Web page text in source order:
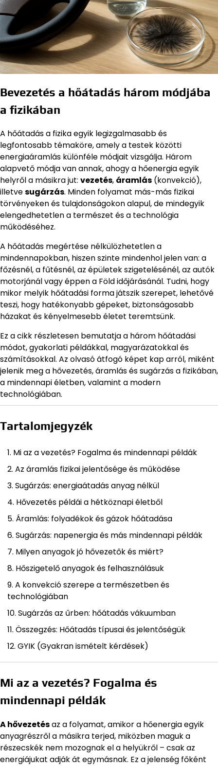
Bevezetés a hőátadás három módjába
a fizikában
A hőátadás a fizika egyik legizgalmasabb és
legfontosabb témaköre, amely a testek közötti
energiaáramlás különféle módjait vizsgálja. Három
alapvető módja van annak, ahogy a hőenergia egyik
helyről a másikra jut: vezetés, áramlás (konvekció),
illetvesugárzás. Minden folyamat más-más fizikai
törvényeken és tulajdonságokon alapul, de mindegyik
elengedhetetlen a természet és a technológia
működéséhez.
A hőátadás megértése nélkülözhetetlen a
mindennapokban, hiszen szinte mindenhol jelen van: a
főzésnél, a fűtésnél, az épületek szigetelésénél, az autók
motorjánál vagy éppen a Föld időjárásánál. Tudni, hogy
mikor melyik hőátadási forma játszik szerepet, lehetővé
teszi, hogy hatékonyabb gépeket, biztonságosabb
házakat és kényelmesebb életet teremtsünk.
Ez a cikk részletesen bemutatja a három hőátadási
módot, gyakorlati példákkal, magyarázatokkal és
számításokkal. Az olvasó átfogó képet kap arról, miként
jelenik meg a hővezetés, áramlás és sugárzás a fizikában,
a mindennapi életben, valamint a modern
technológiában.
Tartalomjegyzék
Mi az a vezetés? Fogalma és mindennapi példák
Az áramlás fizikai jelentősége és működése
Sugárzás: energiaátadás anyag nélkül
Hővezetés példái a hétköznapi életből
Áramlás: folyadékok és gázok hőátadása
Sugárzás: napenergia és más mindennapi példák
Milyen anyagok jó hővezetők és miért?
Hőszigetelő anyagok és felhasználásuk
A konvekció szerepe a természetben és
technológiában
Sugárzás az űrben: hőátadás vákuumban
Összegzés: Hőátadás típusai és jelentőségük
GYIK (Gyakran ismételt kérdések)
Mi az a vezetés? Fogalma és
mindennapi példák
A hővezetésaz a folyamat, amikor a hőenergia egyik
anyagrészről a másikra terjed, miközben maguk a
részecskék nem mozognak el a helyükről – csak az
energiájukat adják át egymásnak. Ez a jelenség főként